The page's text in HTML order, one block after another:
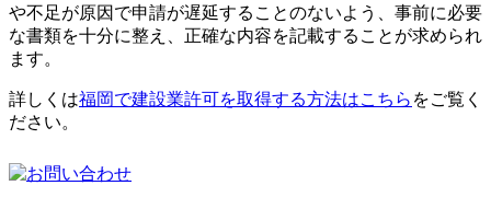
や不足が原因で申請が遅延することのないよう、事前に必要
な書類を十分に整え、正確な内容を記載することが求められ
ます。
詳しくは福岡で建設業許可を取得する方法はこちら をご覧く
ださい。